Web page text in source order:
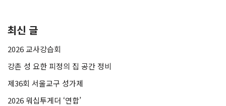
최신 글
2026 교사강습회
강촌 성 요한 피정의 집 공간 정비
제36회 서울교구 성가제
2026 워십투게더 ‘연합’